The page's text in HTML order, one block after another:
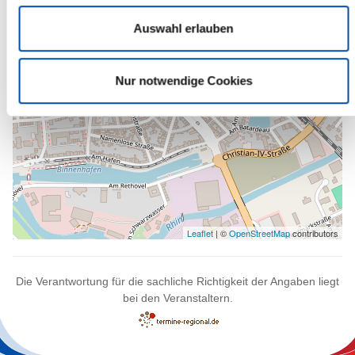
Auswahl erlauben
Nur notwendige Cookies
Leaflet | ©OpenStreetMapcontributors
Die Verantwortung für die sachliche Richtigkeit der Angaben liegt
bei den Veranstaltern.